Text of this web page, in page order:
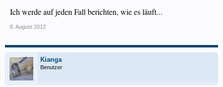
Ich werde auf jeden Fall berichten, wie es läuft...
8. August 2012
Kianga
Benutzer